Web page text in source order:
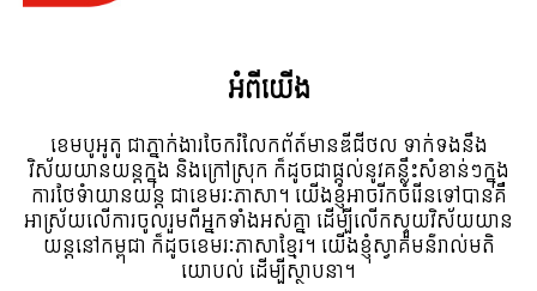
អំពី​យើង
ខេមបូអូតូ ជាភ្នាក់ងារចែករំលែកព័ត៍មានឌីជីថល ទាក់ទងនឹង
វិស័យយានយន្តក្នុង និងក្រៅស្រុក ក៏ដូចជាផ្តល់នូវគន្លឹះសំខាន់ៗក្នុង
ការថែទំាយានយន្ត ជាខេមរៈភាសា។ យើងខ្ញុំអាចរីកចំរើនទៅបានគឺ
អាស្រ័យលើការចូលរួមពីអ្នកទាំងអស់គ្នា ដើម្បីលើកស្ទួយវិស័យយាន
យន្តនៅកម្ពុជា ក៏ដូចខេមរៈភាសាខ្មែរ។ យើងខ្ញុំស្វាគមន៌រាល់មតិ
យោបល់ ដើម្បីស្ថាបនា។